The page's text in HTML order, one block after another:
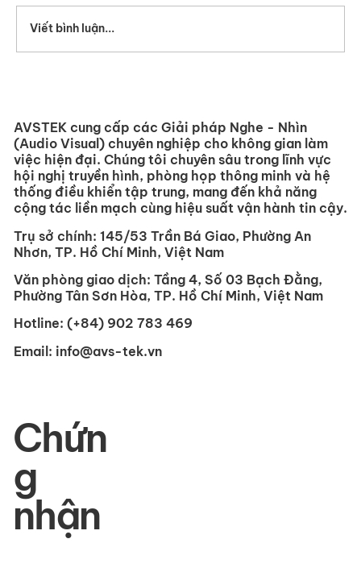
Viết bình luận...
AVSTEK cung cấp các Giải pháp Nghe - Nhìn
(Audio Visual) chuyên nghiệp cho không gian làm
việc hiện đại. Chúng tôi chuyên sâu trong lĩnh vực
hội nghị truyền hình, phòng họp thông minh và hệ
thống điều khiển tập trung, mang đến khả năng
cộng tác liền mạch cùng hiệu suất vận hành tin cậy.
Trụ sở chính: 145/53 Trần Bá Giao, Phường An
Nhơn, TP. Hồ Chí Minh, Việt Nam
Văn phòng giao dịch: Tầng 4, Số 03 Bạch Đằng,
Phường Tân Sơn Hòa, TP. Hồ Chí Minh, Việt Nam
Hotline: (+84) 902 783 469
Email: info@avs-tek.vn
Chứn
g
nhận